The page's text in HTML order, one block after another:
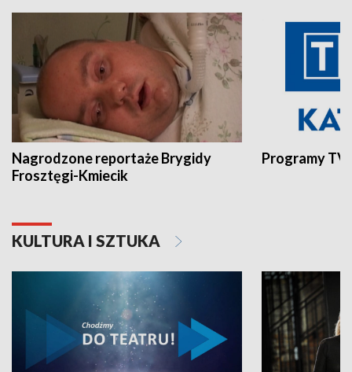
Nagrodzone reportaże Brygidy
Frosztęgi-Kmiecik
Programy
KULTURA I SZTUKA